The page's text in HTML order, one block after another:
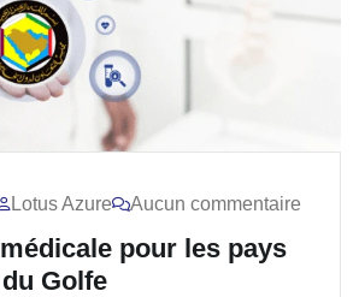
Lotus Azure Aucun commentaire
pour les pays
Golfe